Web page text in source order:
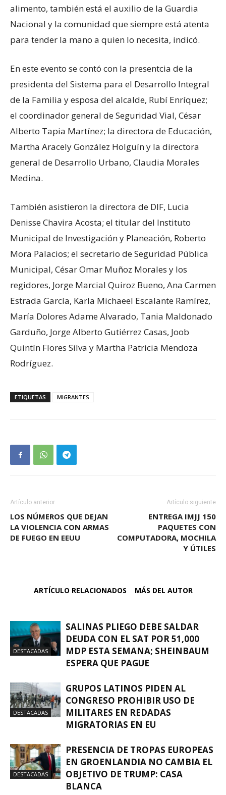
alimento, también está el auxilio de la Guardia
Nacional y la comunidad que siempre está atenta
para tender la mano a quien lo necesita, indicó.
En este evento se contó con la presentcia de la
presidenta del Sistema para el Desarrollo Integral
de la Familia y esposa del alcalde, Rubí Enríquez;
el coordinador general de Seguridad Vial, César
Alberto Tapia Martínez; la directora de Educación,
Martha Aracely González Holguín y la directora
general de Desarrollo Urbano, Claudia Morales
Medina.
También asistieron la directora de DIF, Lucia
Denisse Chavira Acosta; el titular del Instituto
Municipal de Investigación y Planeación, Roberto
Mora Palacios; el secretario de Seguridad Pública
Municipal, César Omar Muñoz Morales y los
regidores, Jorge Marcial Quiroz Bueno, Ana Carmen
Estrada García, Karla Michaeel Escalante Ramírez,
María Dolores Adame Alvarado, Tania Maldonado
Garduño, Jorge Alberto Gutiérrez Casas, Joob
Quintín Flores Silva y Martha Patricia Mendoza
Rodríguez.
ETIQUETAS MIGRANTES
Artículo anterior
LOS NÚMEROS QUE DEJAN
LA VIOLENCIA CON ARMAS
DE FUEGO EN EEUU
Artículo siguiente
ENTREGA IMJJ 150
PAQUETES CON
COMPUTADORA, MOCHILA
Y ÚTILES
ARTÍCULO RELACIONADOS MÁS DEL AUTOR
DESTACADAS
SALINAS PLIEGO DEBE SALDAR
DEUDA CON EL SAT POR 51,000
MDP ESTA SEMANA; SHEINBAUM
ESPERA QUE PAGUE
DESTACADAS
GRUPOS LATINOS PIDEN AL
CONGRESO PROHIBIR USO DE
MILITARES EN REDADAS
MIGRATORIAS EN EU
DESTACADAS
PRESENCIA DE TROPAS EUROPEAS
EN GROENLANDIA NO CAMBIA EL
OBJETIVO DE TRUMP: CASA
BLANCA